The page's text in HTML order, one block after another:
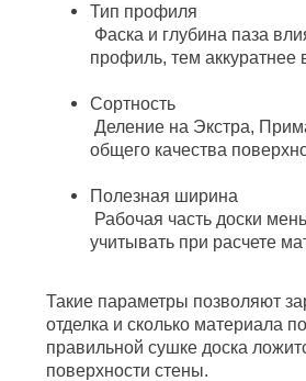
Тип профиля
Фаска и глубина паза
профиль, тем аккуратнее
Сортность
Деление на Экстра,
общего качества
Полезная ширина
Рабочая часть доски
учитывать при расчете
Такие параметры позволяют
отделка и сколько материала
правильной сушке доска
поверхности стены.